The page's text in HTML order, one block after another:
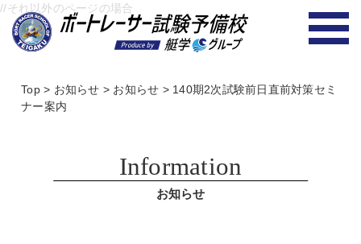
//それ以外のページの場合
Top> お知らせ > お知らせ > 140期2次試験前日直前対策セミ
ナー案内
Information
お知らせ